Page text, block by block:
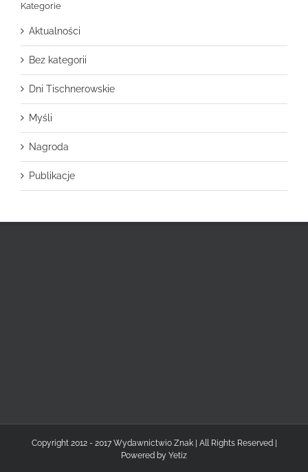
Kategorie
Aktualności
Bez kategorii
Dni Tischnerowskie
Myśli
Nagroda
Publikacje
Copyright 2012 - 2017 Wydawnictwio Znak | All Rights Reserved |
Powered by Yetiz